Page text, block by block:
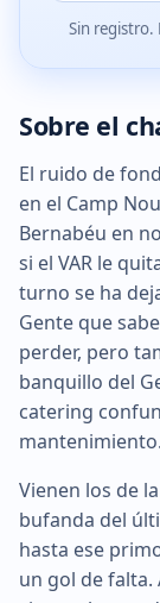
Sin registro.
Sobre el
El ruido de
en el Camp
Bernabéu en
si el VAR le
turno se ha
Gente que
perder, pero
banquillo del
catering
mantenimiento.
Vienen los de
bufanda del
hasta ese
un gol de falta.